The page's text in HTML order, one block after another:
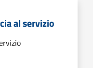
al servizio